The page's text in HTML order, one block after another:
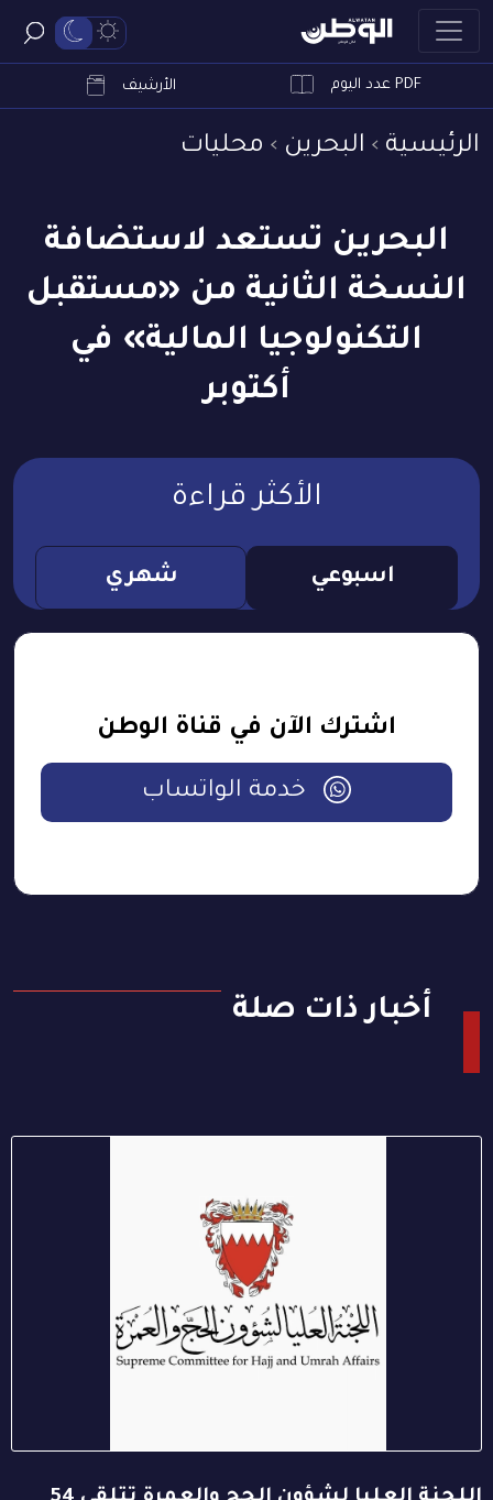
PDF عدد اليوم الأرشيف
الرئيسية البحرين محليات
البحرين تستعد لاستضافة
النسخة الثانية من «مستقبل
التكنولوجيا المالية» في
أكتوبر
الأكثر قراءة
اسبوعي شهري
اشترك الآن في قناة الوطن
خدمة الواتساب
أخبار ذات صلة